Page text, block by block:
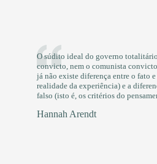
O súdito ideal do governo
convicto, nem o comunista
já não existe diferença entre o fato
realidade da experiência) e a
falso (isto é, os critérios do
Hannah Arendt